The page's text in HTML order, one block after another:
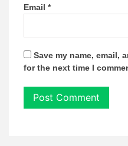
Email *
Save my name, email,
for the next time I